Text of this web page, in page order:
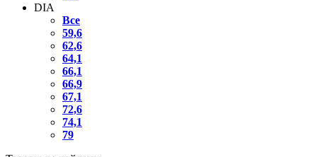
DIA
Все
59,6
62,6
64,1
66,1
66,9
67,1
72,6
74,1
79